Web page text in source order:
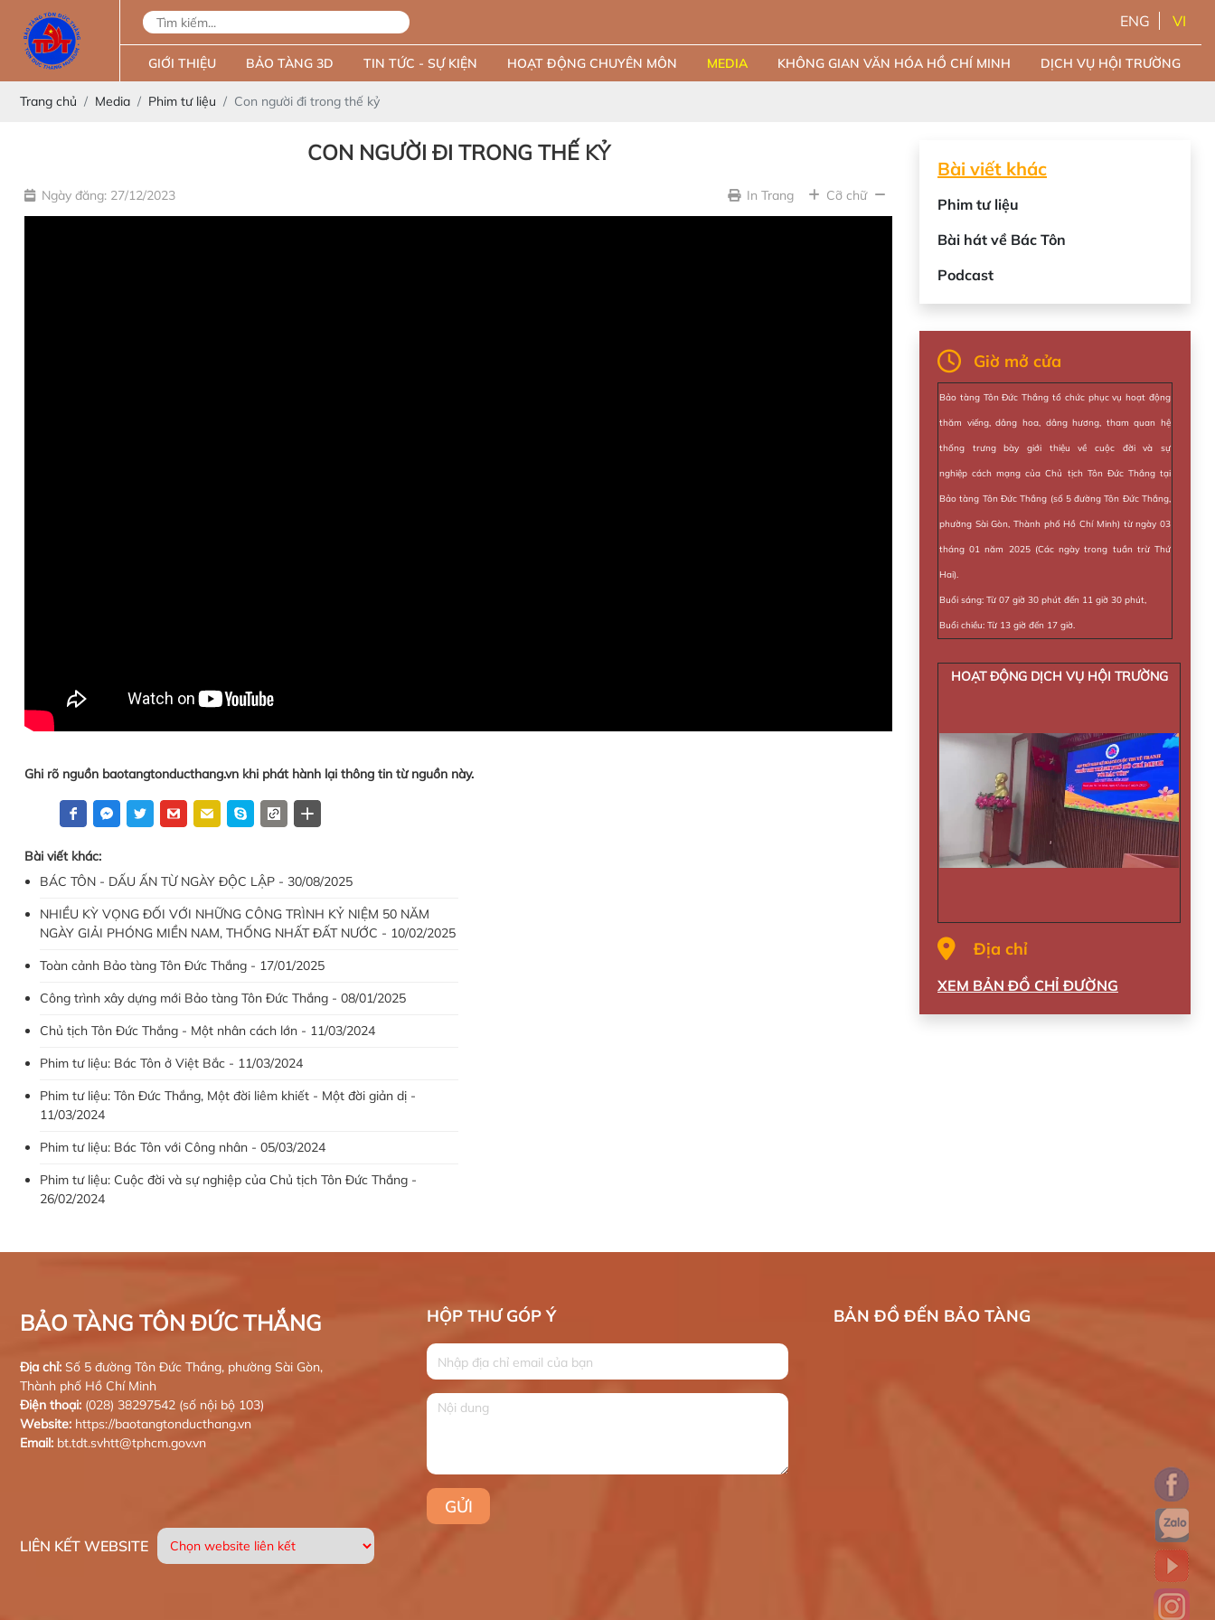
ENG VI
GIỚI THIỆU BẢO TÀNG 3D TIN TỨC - SỰ KIỆN HOẠT ĐỘNG CHUYÊN MÔN MEDIA KHÔNG GIAN VĂN HÓA HỒ CHÍ MINH DỊCH VỤ HỘI TRƯỜNG
Trang chủ Media Phim tư liệu Con người đi trong thế kỷ
CON NGƯỜI ĐI TRONG THẾ KỶ
Ngày đăng: 27/12/2023 In Trang Cỡ chữ
Ghi rõ nguồn baotangtonducthang.vn khi phát hành lại thông tin từ nguồn này.
Bài viết khác:
BÁC TÔN - DẤU ẤN TỪ NGÀY ĐỘC LẬP - 30/08/2025
NHIỀU KỲ VỌNG ĐỐI VỚI NHỮNG CÔNG TRÌNH KỶ NIỆM 50 NĂM
NGÀY GIẢI PHÓNG MIỀN NAM, THỐNG NHẤT ĐẤT NƯỚC - 10/02/2025
Toàn cảnh Bảo tàng Tôn Đức Thắng - 17/01/2025
Công trình xây dựng mới Bảo tàng Tôn Đức Thắng - 08/01/2025
Chủ tịch Tôn Đức Thắng - Một nhân cách lớn - 11/03/2024
Phim tư liệu: Bác Tôn ở Việt Bắc - 11/03/2024
Phim tư liệu: Tôn Đức Thắng, Một đời liêm khiết - Một đời giản dị -
11/03/2024
Phim tư liệu: Bác Tôn với Công nhân - 05/03/2024
Phim tư liệu: Cuộc đời và sự nghiệp của Chủ tịch Tôn Đức Thắng -
26/02/2024
Bài viết khác
Phim tư liệu
Bài hát về Bác Tôn
Podcast
Giờ mở cửa
Bảo tàng Tôn Đức Thắng tổ chức phục vụ hoạt động
thăm viếng, dâng hoa, dâng hương, tham quan hệ
thống trưng bày giới thiệu về cuộc đời và sự
nghiệp cách mạng của Chủ tịch Tôn Đức Thắng tại
Bảo tàng Tôn Đức Thắng (số 5 đường Tôn Đức Thắng,
phường Sài Gòn, Thành phố Hồ Chí Minh) từ ngày 03
tháng 01 năm 2025 (Các ngày trong tuần trừ Thứ
Hai).
Buổi sáng: Từ 07 giờ 30 phút đến 11 giờ 30 phút,
Buổi chiều: Từ 13 giờ đến 17 giờ.
HOẠT ĐỘNG DỊCH VỤ HỘI TRƯỜNG
Địa chỉ
XEM BẢN ĐỒ CHỈ ĐƯỜNG
BẢO TÀNG TÔN ĐỨC THẮNG
Địa chỉ: Số 5 đường Tôn Đức Thắng, phường Sài Gòn,
Thành phố Hồ Chí Minh
Điện thoại: (028) 38297542 (số nội bộ 103)
Website: https://baotangtonducthang.vn
Email: bt.tdt.svhtt@tphcm.gov.vn
LIÊN KẾT WEBSITE
HỘP THƯ GÓP Ý BẢN ĐỒ ĐẾN BẢO TÀNG